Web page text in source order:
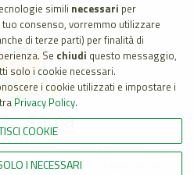
policy
Legal Disclaimer
Policy Privacy
simili necessari per
consenso, vorremmo utilizzare
di terze parti) per finalità di
Se chiudi questo messaggio,
solo i cookie necessari.
i cookie utilizzati e impostare i
Privacy Policy.
COOKIE
I NECESSARI